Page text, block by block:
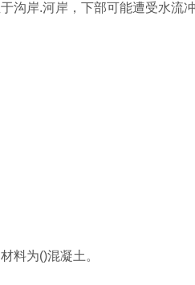
沟岸.河岸，下部可能遭受水流
料为()混凝土。